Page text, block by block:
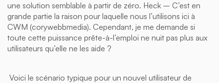
une solution semblable à partir de zéro. Heck – C’est en
grande partie la raison pour laquelle nous l’utilisons ici à
CWM (corywebbmedia). Cependant, je me demande si
toute cette puissance prête-à-l’emploi ne nuit pas plus aux
utilisateurs qu’elle ne les aide ?
Voici le scénario typique pour un nouvel utilisateur de